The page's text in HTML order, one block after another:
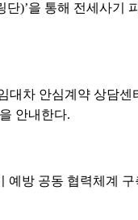
)’을 통해 전세사기
차 안심계약 상담
안내한다.
방 공동 협력체계